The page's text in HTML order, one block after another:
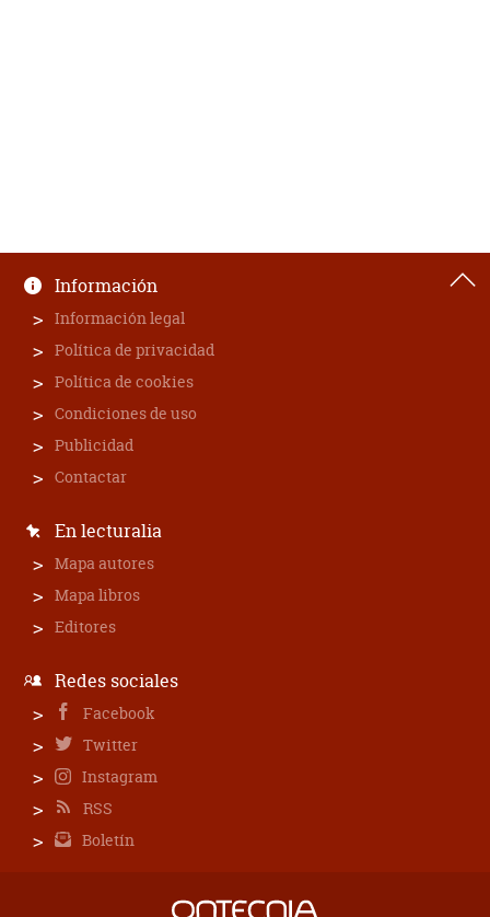
Información
Información legal
Política de privacidad
Política de cookies
Condiciones de uso
Publicidad
Contactar
En lecturalia
Mapa autores
Mapa libros
Editores
Redes sociales
Facebook
Twitter
Instagram
RSS
Boletín